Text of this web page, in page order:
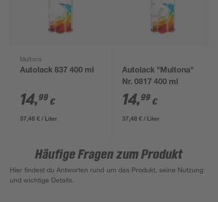
Multona
Autolack 837 400 ml
14,99 €
37,48 € / Liter
Autolack "Multona"
Nr. 0817 400 ml
14,99 €
37,48 € / Liter
Häufige Fragen zum Produkt
Hier findest du Antworten rund um das Produkt, seine Nutzung
und wichtige Details.